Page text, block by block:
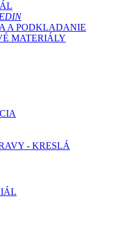
A PODKLADANIE
MATERIÁLY
- KRESLÁ